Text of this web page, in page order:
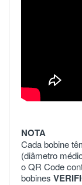
NOTA
Cada bobine
(diâmetro
o QR Code
bobines